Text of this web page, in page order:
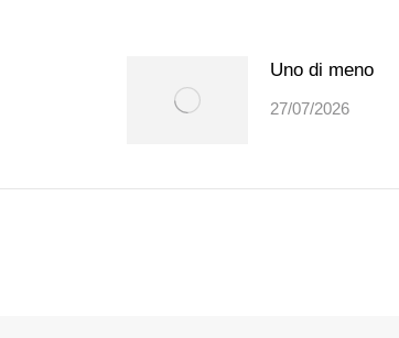
Uno di meno
27/07/2026